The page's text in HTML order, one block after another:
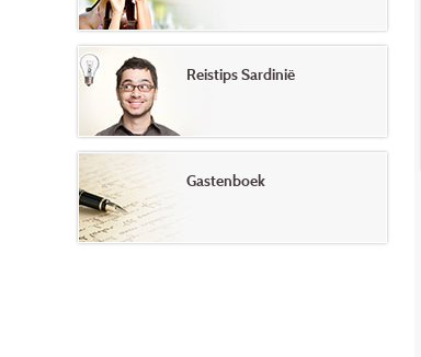
Reistips Sardinië
Gastenboek